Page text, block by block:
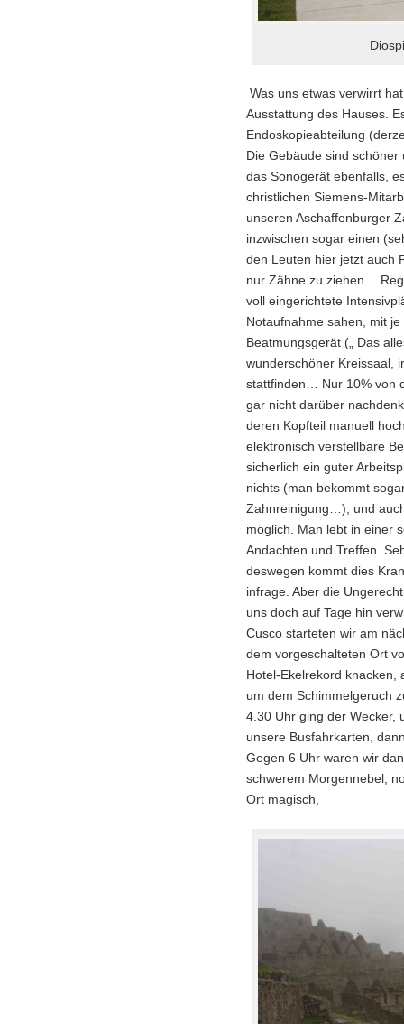
Was uns etwas verwirrt
Ausstattung des Hauses.
Endoskopieabteilung
Die Gebäude sind
das Sonogerät ebenfalls,
christlichen Siemens-
unseren Aschaffenburger
inzwischen sogar einen
den Leuten hier jetzt auch
nur Zähne zu ziehen…
voll eingerichtete
Notaufnahme sahen, mit
Beatmungsgerät („ Das
wunderschöner Kreissaal,
stattfinden… Nur 10% von
gar nicht darüber
deren Kopfteil manuell
elektronisch verstellbare
sicherlich ein guter
nichts (man bekommt
Zahnreinigung…), und
möglich. Man lebt in einer
Andachten und Treffen.
deswegen kommt dies
infrage. Aber die
uns doch auf Tage hin
Cusco starteten wir am
dem vorgeschalteten Ort
Hotel-Ekelrekord
um dem Schimmelgeruch
4.30 Uhr ging der Wecker,
unsere Busfahrkarten,
Gegen 6 Uhr waren wir
schwerem Morgennebel,
Ort magisch,